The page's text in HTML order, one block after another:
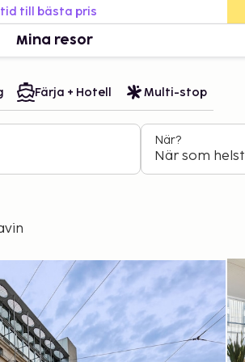
till bästa pris
Mina resor
Färja + Hotell Multi-stop
När?
När som helst